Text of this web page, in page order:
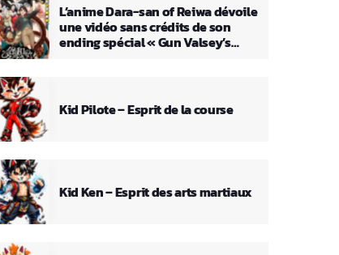
L’anime Dara-san of Reiwa dévoile
une vidéo sans crédits de son
ending spécial « Gun Valsey’s
Kid Pilote – Esprit de la course
Kid Ken – Esprit des arts martiaux